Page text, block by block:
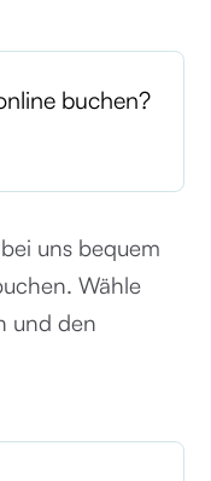
buchen?
uns bequem
Wähle
und den